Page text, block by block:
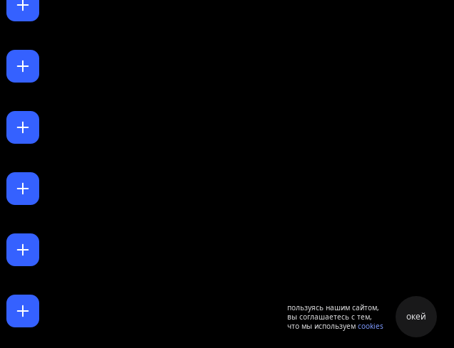
пользуясь нашим сайтом,
вы соглашаетесь с тем,
что мы используем cookies
окей